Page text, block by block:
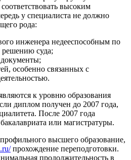
высоким
у специалиста не должно
рода:
инженера недееспособным по
суда;
особенно связанных с
к уровню образования
диплом получен до 2007 года,
После 2007 года
или магистратуры.
высшего образование,
прохождение переподготовки.
продолжительность в